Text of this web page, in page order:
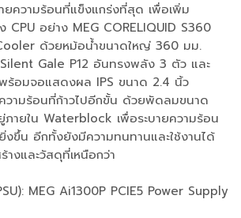
ยความร้อนที่แข็งแกร่งที่สุด เพื่อเพิ่ม
CPU อย่าง MEG CORELIQUID S360
ด้วยหม้อน้ำขนาดใหญ่ 360 มม.
Gale P12 อันทรงพลัง 3 ตัว และ
ร้อมจอแสดงผล IPS ขนาด 2.4 นิ้ว
วามร้อนที่ก้าวไปอีกขั้น ด้วยพัดลมขนาด
ายใน Waterblock เพื่อระบายความร้อน
งขึ้น อีกทั้งยังมีความทนทานและใช้งานได้
างและวัสดุที่เหนือกว่า
MEG Ai1300P PCIE5 Power Supply